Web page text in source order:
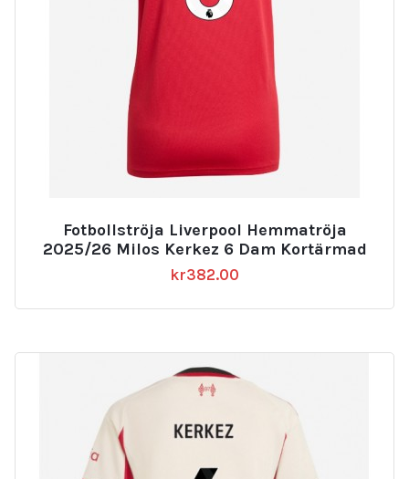
Fotbollströja Liverpool Hemmatröja
2025/26 Milos Kerkez 6 Dam Kortärmad
kr382.00